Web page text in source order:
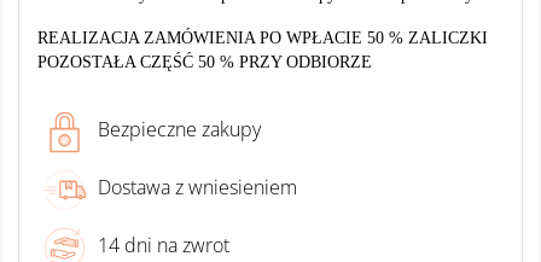
REALIZACJA ZAMÓWIENIA PO WPŁACIE 50 % ZALICZKI
POZOSTAŁA CZĘŚĆ 50 % PRZY ODBIORZE
Bezpieczne zakupy
Dostawa z wniesieniem
14 dni na zwrot